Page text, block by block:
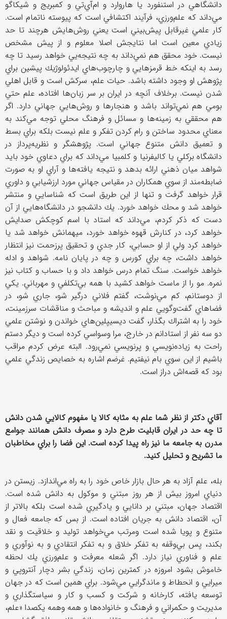
دانشگاهي در استنفورد يا هاروارد و ام‌آي‌تي و كمبريج و شيكاگو
مي‌داند كه علم‌ورزي، فرآيند اكتشافي است كه پيوسته ناتمام است.
كار علمي غيرقابل پيش‌بيني است يعني روش‌هايش هرچند تا حد
زيادي معين است اما نتايجش اصلا معلوم و از پيش مشخص
نيست. خود محقق هم نمي‌داند به چه نتيجه‌يي خواهد رسيد تا چه
رسد به اينكه خط قرمزهايي و چارچوب‌هاي ايدئولوژيك پيشين براي
پژوهش او وجود داشته باشد. حيات علم، سركش است و قابل اهلي
شدن نيست. برخلاف آنچه در ايران بر سر زبان‌ها افتاده، علم حتي
بومي هم نمي‌تواند باشد و هنجارها و روش‌هايي جهاني دارد. اگر
هم محققي به زمينه‌ها و مسائل و فرهنگ محلي توجه مي‌كند به
معناي محدود ساختن و رام كردن تفكر و علم نيست بلكه براي بسط
و تعميق دانش متنوع جهاني است. پژوهشگر و نظريه‌پرداز در
دانشگاه بركلي يا كاليفرنيا و كلمبيا مي‌داند كه براي دعاوي خود بايد
شواهد ميان ذهني ارائه بدهد و نتيجه يافته‌ها و آراي او به صورت
ضابطه‌مند از سوي همكاران در مقياس جهاني مورد ارزشيابي و داوري
قرار خواهد گرفت و تنها از اين طريق است كه شناسايي و منتشر
خواهد شد و محك خواهد خورد. يك دانشجو در دانشگاه‌هايي از آن
دست كه ذكر كردم، مي‌داند كه استاد با اسم كوچكش صدايش
خواهد كرد، در كنارش قهوه خواهد خورد، ميهمانش خواهد شد يا
خواهد كرد ولي از او حسابي، كار جدي و تحقيق پرزحمت نيز انتظار
خواهد داشت، چه براي كورس و چه در پايان نامه. شواهد و ادله
خواهد خواست. سنگ تمام درس خواهد داد و با حساب و كتاب نيز
نمره. مو را از ماست خواهد كشيد با همه بي‌تكلفي و مهرباني. يكي
از دوستانم، كم مي‌نوشت، گفتم فلاني درگير شو، جاري شو، در
فضاهاي گفت‌وگويي علم و انديشه و مباحث و مناقشات سرزمينت،
خود را به اشتراك بگذار، گفت ديسيپلين‌هاي خواندن و نوشتن علمي
دو سه نفر از استادانم در خارج، مرا وسواسي كرده است و ديگر دستم
راحت به زياده‌نويسي و پرنويسي نمي‌رود. البته عرض كردم مراقب
باشيم از اين سوي بام نيفتيم. غرضم اشاره به خصايص زندگي علمي
بود كه قصه‌اش دراز است.
آقاي دكتر از نظر شما علم به مثابه كالا يا مفهوم كالايي شدن دانش
تا چه حد در ايران قابليت طرح دارد و مصرف دانش همانند جوامع
مدرن به جامعه ما نيز راه پيدا كرده است. اين فضا را براي مخاطبان
ما تشريح و تحليل كنيد.
بله، علم آزاد به هر حال بازار خاص خود را به راه مي‌اندازد. زيستن در
دنياي امروز بيش از هر روز مبتني و موكول به دانش شده است.
اقتصاد جهان، مبتني بر دانايي و يادگيري شده است بلكه بالاتر از
آن، اقتصاد دانش به جريان افتاده است. از بس كه جامعه فعال و
متنوع و پويا شده است ومرتب مي‌خواهد توليد و خلاقيت و نقد
بكند، پس بي‌وقفه به تفكر خلاق و به تفكر انتقادي و به نوآوري و
علم و فناوري نياز دارد. اگر شعله معرفت و علم‌ورزي يك لحظه
خاموش بشود امروزه در كمترين زمان، زندگي بشر دچار آنتروپي و
ميرايي و انحطاط و ماندگرايي مي‌شود. براي همين است كه در جهان
توسعه يافته، كارخانه و شركت و كسب و كار و سياستگذاري و
مديريت و حكمراني و فرهنگ و خانواده‌ها و همه وهمه يكصدا «علم،